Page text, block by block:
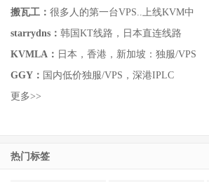
搬瓦工： 很多人的第一台VPS..上线KVM中
starrydns： 韩国KT线路，日本直连线路
KVMLA： 日本，香港，新加坡：独服/VPS
GGY： 国内低价独服/VPS，深港IPLC
更多>>
热门标签